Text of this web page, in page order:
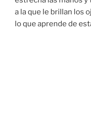
a la que le brillan los
lo que aprende de